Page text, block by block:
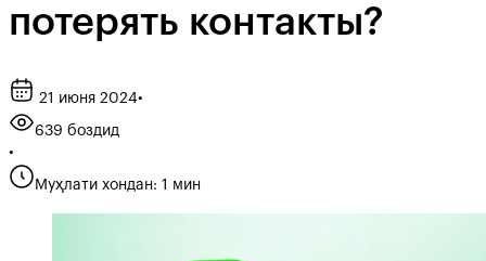
потерять контакты?
21 июня 2024•
639 боздид
•
Муҳлати хондан: 1 мин